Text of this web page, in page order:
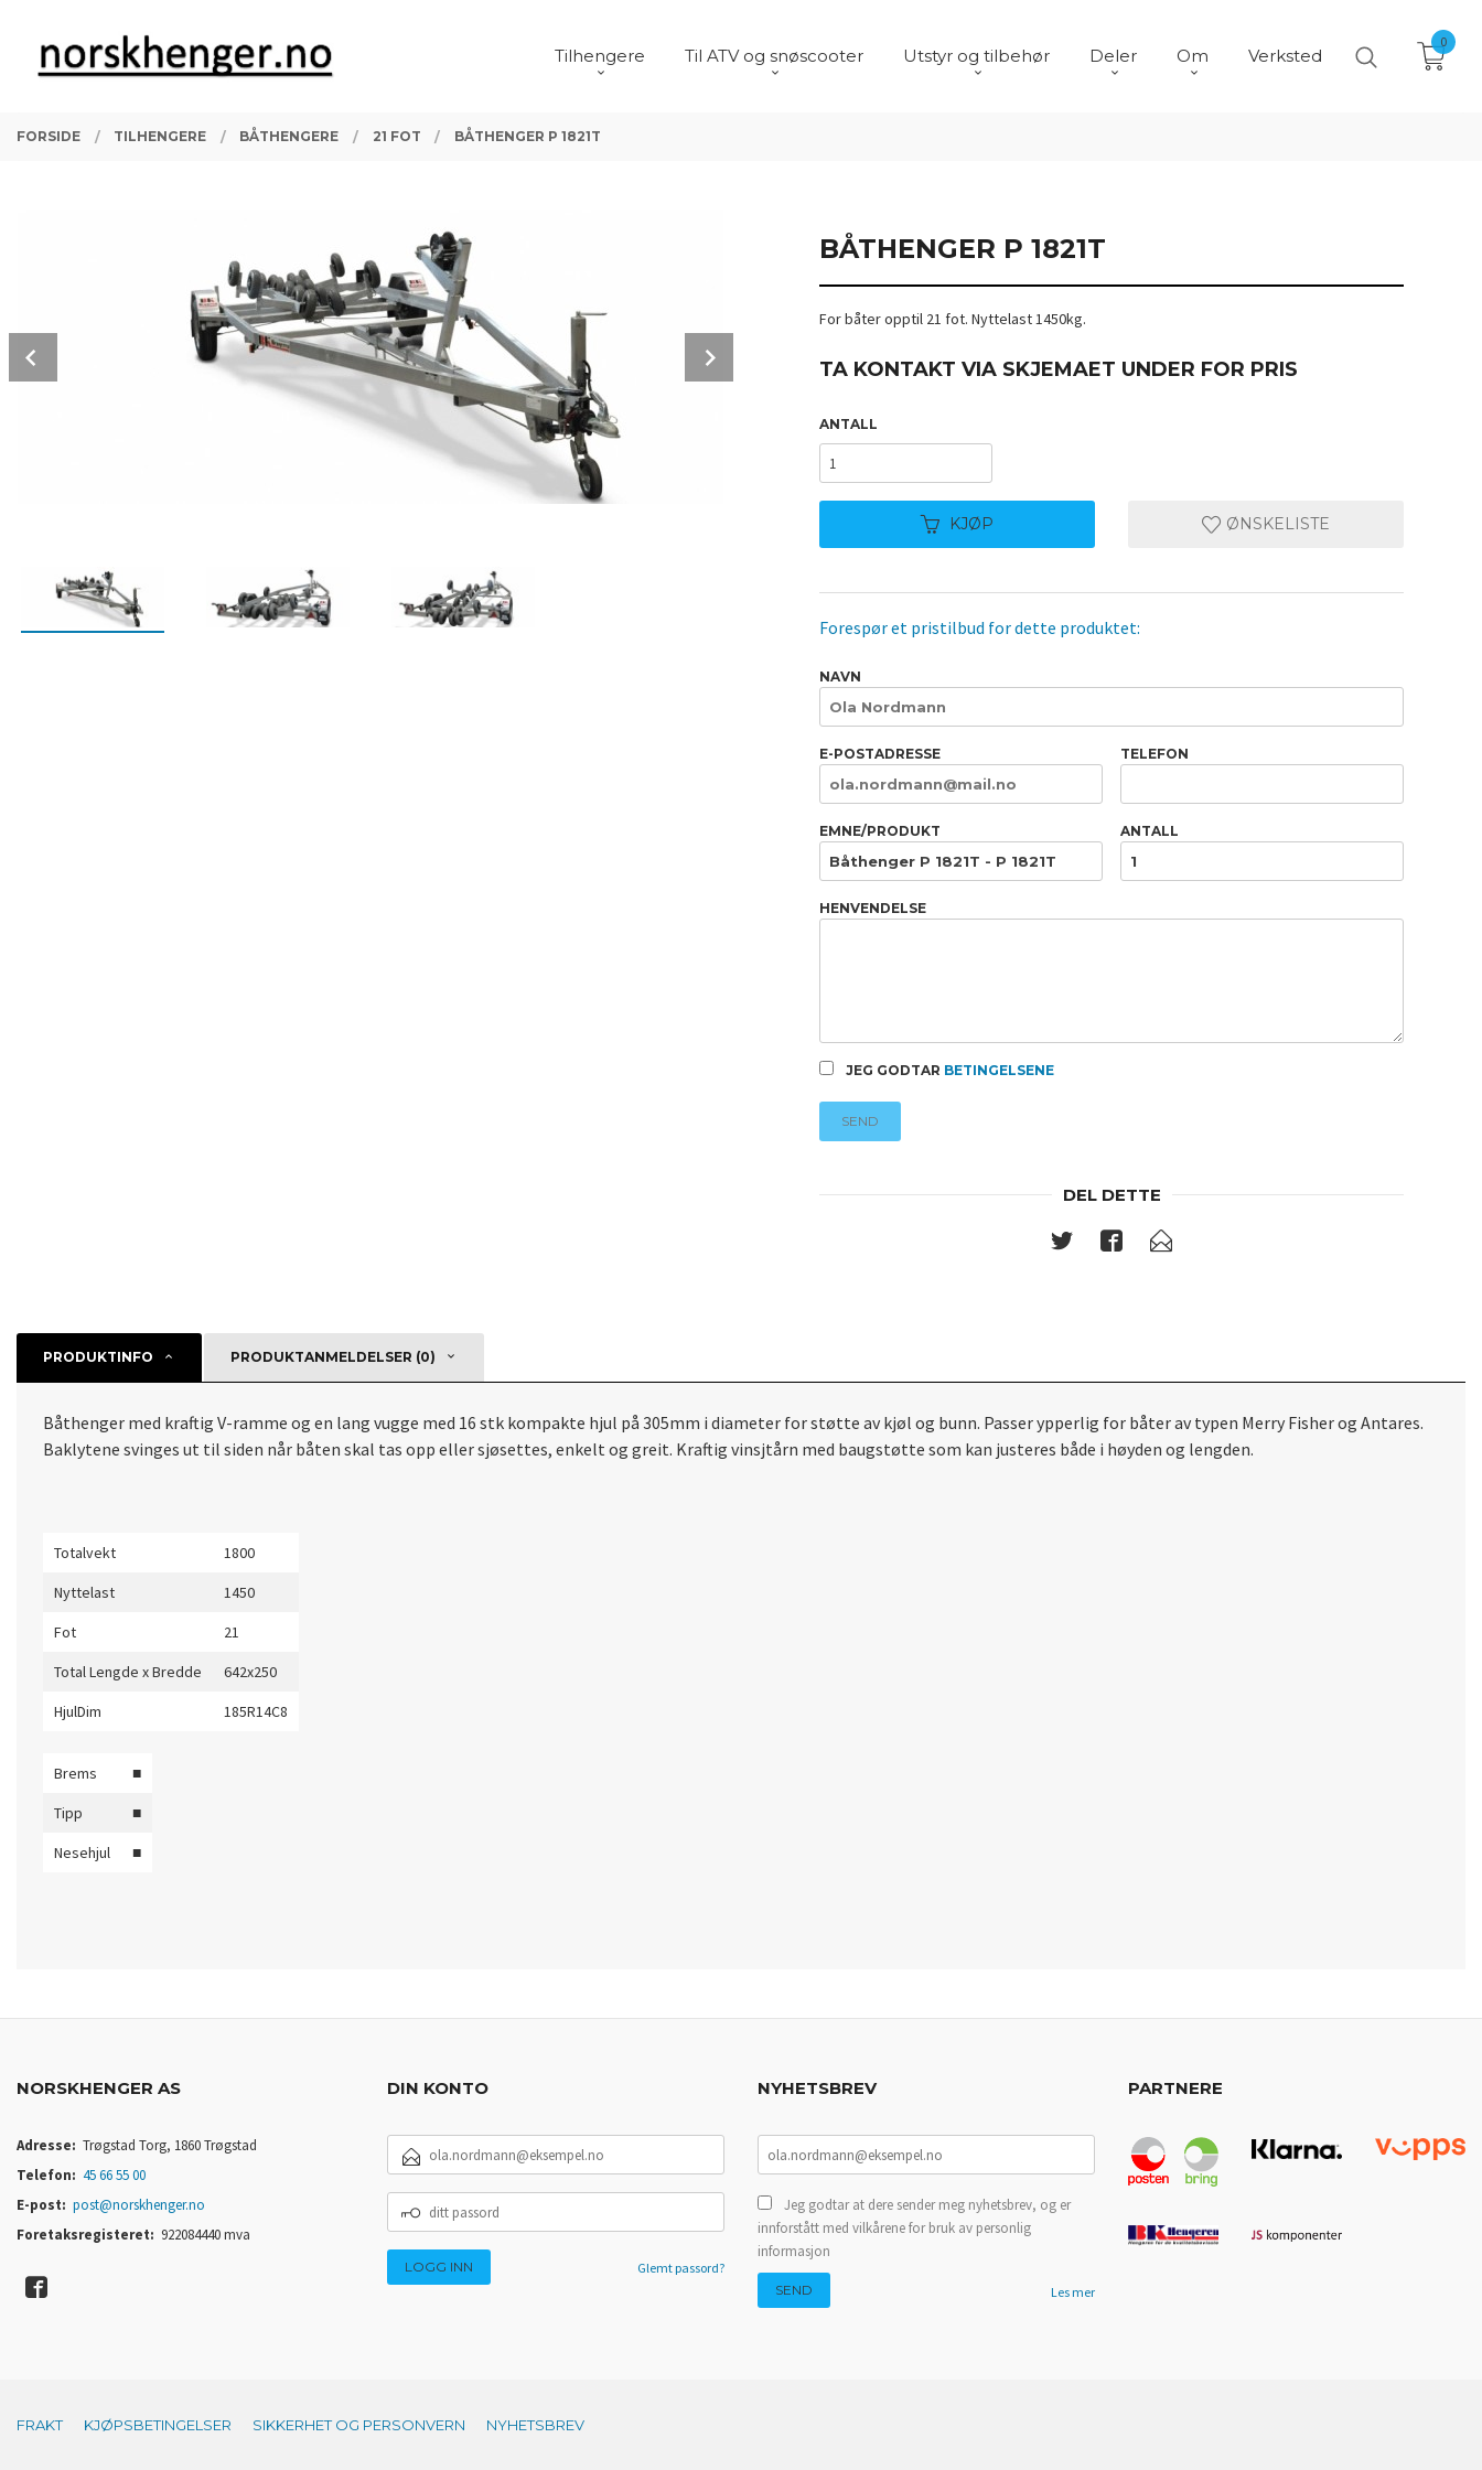
innholdet
PRODUKTER
Tilhengere Til ATV og snøscooter Utstyr og tilbehør Deler Om Verksted
0
FORSIDE TILHENGERE BÅTHENGERE 21 FOT BÅTHENGER P 1821T
BÅTHENGER P 1821T
For båter opptil 21 fot. Nyttelast 1450kg.
TA KONTAKT VIA SKJEMAET UNDER FOR PRIS
ANTALL
KJØP ØNSKELISTE
Forespør et pristilbud for dette produktet:
NAVN
E-POSTADRESSE TELEFON
EMNE/PRODUKT ANTALL
HENVENDELSE
JEG GODTAR BETINGELSENE
SEND
DEL DETTE
PRODUKTINFO PRODUKTANMELDELSER (0)
Båthenger med kraftig V-ramme og en lang vugge med 16 stk kompakte hjul på 305mm i diameter for støtte av kjøl og bunn. Passer ypperlig for båter av typen Merry Fisher og Antares.
Baklytene svinges ut til siden når båten skal tas opp eller sjøsettes, enkelt og greit. Kraftig vinsjtårn med baugstøtte som kan justeres både i høyden og lengden.
Totalvekt
1800
Nyttelast
1450
Fot
21
Total Lengde x Bredde
642x250
HjulDim
185R14C8
Brems
■
Tipp
■
Nesehjul
■
NORSKHENGER AS
Adresse: Trøgstad Torg, 1860 Trøgstad
Telefon: 45 66 55 00
E-post: post@norskhenger.no
Foretaksregisteret: 922084440 mva
DIN KONTO
POSTADRESSE
PASSORD
Glemt passord?
NYHETSBREV
Jeg godtar at dere sender meg nyhetsbrev, og er
innforstått med vilkårene for bruk av personlig
informasjon
Les mer
PARTNERE
FRAKT KJØPSBETINGELSER SIKKERHET OG PERSONVERN NYHETSBREV